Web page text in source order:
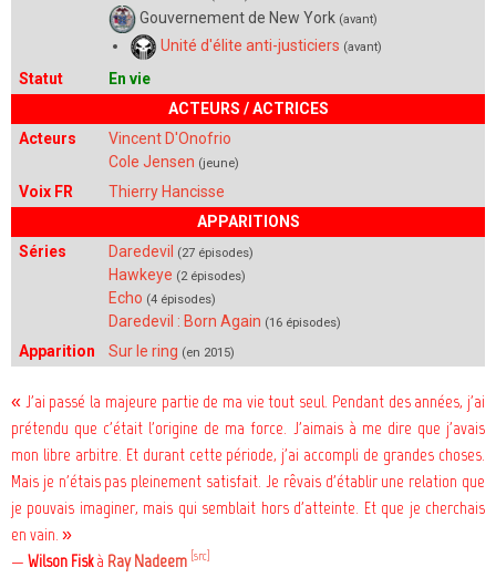
Gouvernement de New York (avant)
Unité d'élite anti-justiciers (avant)
Statut
En vie
ACTEURS / ACTRICES
Acteurs
Vincent D'Onofrio
Cole Jensen (jeune)
Voix FR
Thierry Hancisse
APPARITIONS
Séries
Daredevil (27 épisodes)
Hawkeye (2 épisodes)
Echo (4 épisodes)
Daredevil : Born Again (16 épisodes)
Apparition Sur le ring (en 2015)
« J'ai passé la majeure partie de ma vie tout seul. Pendant des années, j'ai
prétendu que c'était l'origine de ma force. J'aimais à me dire que j'avais
mon libre arbitre. Et durant cette période, j'ai accompli de grandes choses.
Mais je n'étais pas pleinement satisfait. Je rêvais d'établir une relation que
je pouvais imaginer, mais qui semblait hors d'atteinte. Et que je cherchais
en vain. »
— Wilson Fiskà Ray Nadeem [src]